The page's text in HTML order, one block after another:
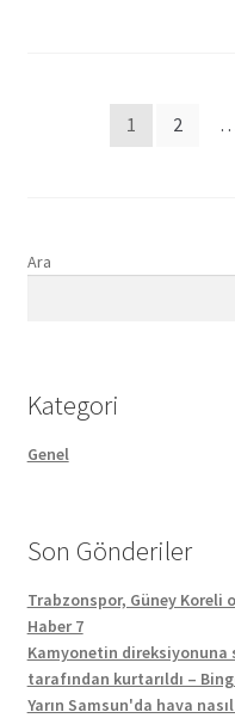
1 2
Ara
Kategori
Genel
Son Gönderiler
Trabzonspor, Güney Koreli
Haber 7
Kamyonetin direksiyonuna
tarafından kurtarıldı –
Yarın Samsun'da hava